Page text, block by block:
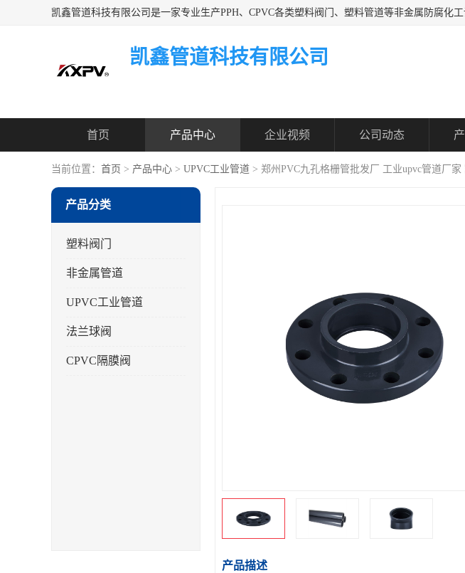
凯鑫管道科技有限公司
首页 产品中心 企业视频 公司动态
当前位置： 首页 > 产品中心 > UPVC工业管道 > 郑州PVC九孔格栅管批发厂 工业upvc管道厂家
产品分类
塑料阀门
非金属管道
UPVC工业管道
法兰球阀
CPVC隔膜阀
产品描述